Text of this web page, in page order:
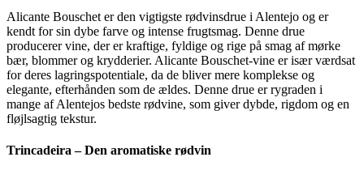
Alicante Bouschet er den vigtigste rødvinsdrue i Alentejo og er
kendt for sin dybe farve og intense frugtsmag. Denne drue
producerer vine, der er kraftige, fyldige og rige på smag af mørke
bær, blommer og krydderier. Alicante Bouschet-vine er især værdsat
for deres lagringspotentiale, da de bliver mere komplekse og
elegante, efterhånden som de ældes. Denne drue er rygraden i
mange af Alentejos bedste rødvine, som giver dybde, rigdom og en
fløjlsagtig tekstur.
Trincadeira – Den aromatiske rødvin